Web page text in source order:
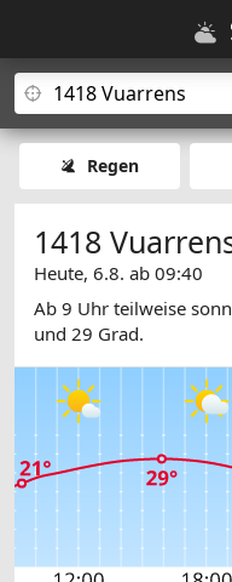
Regen
1418
Heute, 6.8. ab 09:40
Ab 9 Uhr teilweise
und 29 Grad.